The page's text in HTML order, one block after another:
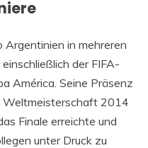
in mehreren
der FIFA-
América. Seine Präsenz
Weltmeisterschaft 2014
Finale erreichte und
unter Druck zu